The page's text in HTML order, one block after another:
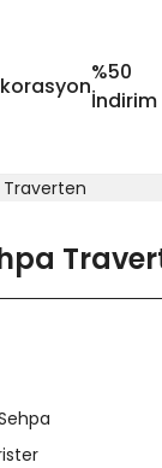
%50
İndirim